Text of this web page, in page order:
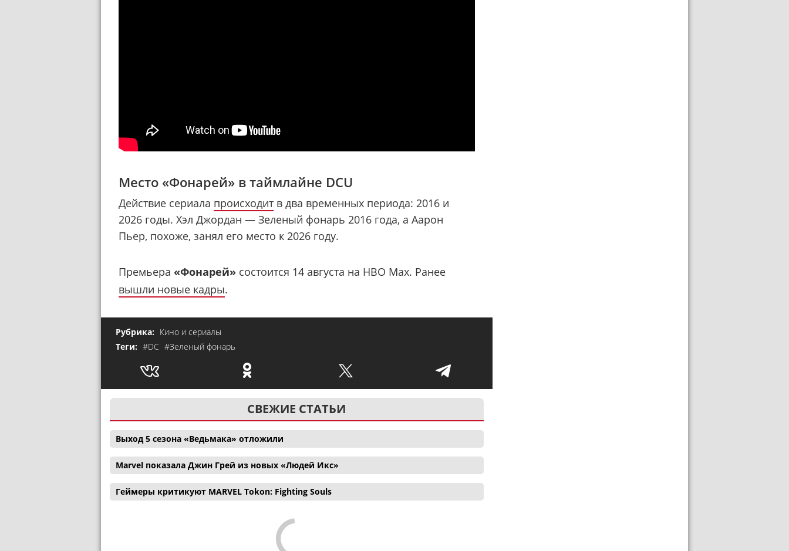
Место «Фонарей» в таймлайне DCU
Действие сериала происходит в два временных периода: 2016 и
2026 годы. Хэл Джордан — Зеленый фонарь 2016 года, а Аарон
Пьер, похоже, занял его место к 2026 году.
Премьера «Фонарей» состоится 14 августа на HBO Max. Ранее
вышли новые кадры.
Рубрика: Кино и сериалы
Теги: #DC #Зеленый фонарь
СВЕЖИЕ СТАТЬИ
Выход 5 сезона «Ведьмака» отложили
Marvel показала Джин Грей из новых «Людей Икс»
Геймеры критикуют MARVEL Tokon: Fighting Souls